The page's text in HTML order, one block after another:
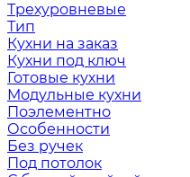
Трехуровневые
Тип
Кухни на заказ
Кухни под ключ
Готовые кухни
Модульные кухни
Поэлементно
Особенности
Без ручек
Под потолок